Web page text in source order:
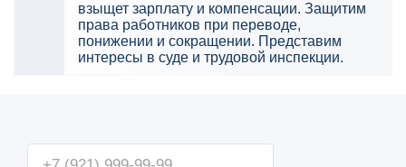
взыщет зарплату и компенсации. Защитим
права работников при переводе,
понижении и сокращении. Представим
интересы в суде и трудовой инспекции.